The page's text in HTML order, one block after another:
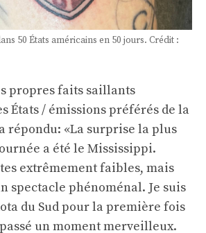
50 États américains en 50 jours. Crédit :
propres faits saillants
États / émissions préférés de la
répondu: «La surprise la plus
a été le Mississippi.
extrêmement faibles, mais
spectacle phénoménal. Je suis
du Sud pour la première fois
passé un moment merveilleux.